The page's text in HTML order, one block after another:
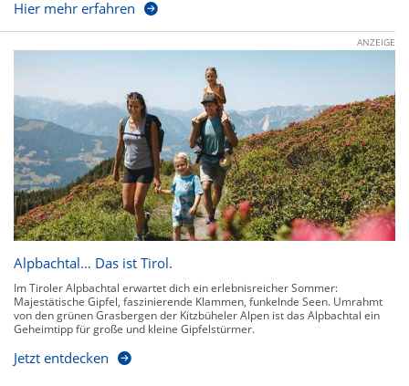
Hier mehr erfahren
ANZEIGE
Alpbachtal… Das ist Tirol.
Im Tiroler Alpbachtal erwartet dich ein erlebnisreicher Sommer:
Majestätische Gipfel, faszinierende Klammen, funkelnde Seen. Umrahmt
von den grünen Grasbergen der Kitzbüheler Alpen ist das Alpbachtal ein
Geheimtipp für große und kleine Gipfelstürmer.
Jetzt entdecken